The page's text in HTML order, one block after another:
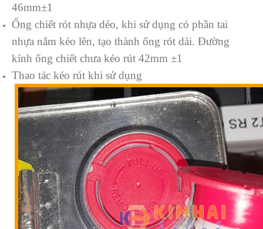
46mm±1
Ống chiết rót nhựa dẻo, khi sử dụng có phần tai
nhựa nắm kéo lên, tạo thành ống rót dài. Đường
kính ống chiết chưa kéo rút 42mm ±1
Thao tác kéo rút khi sử dụng